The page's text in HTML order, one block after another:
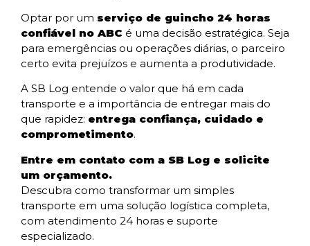
Optar por um serviço de guincho 24 horas
confiável no ABC é uma decisão estratégica. Seja
para emergências ou operações diárias, o parceiro
certo evita prejuízos e aumenta a produtividade.
A SB Log entende o valor que há em cada
transporte e a importância de entregar mais do
que rapidez: entrega confiança, cuidado e
comprometimento.
Entre em contato com a SB Log e solicite
um orçamento.
Descubra como transformar um simples
transporte em uma solução logística completa,
com atendimento 24 horas e suporte
especializado.